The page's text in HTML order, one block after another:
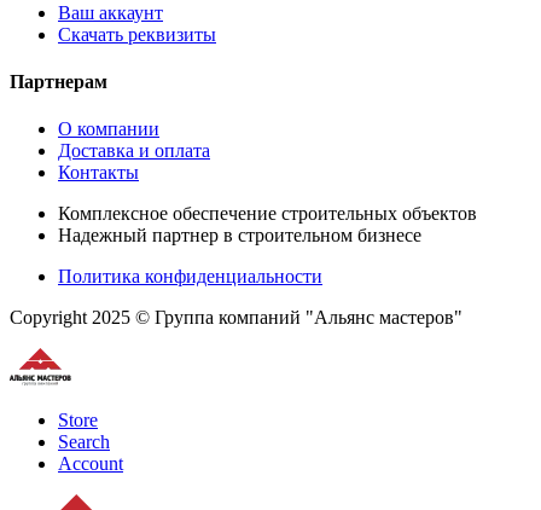
Ваш аккаунт
Скачать реквизиты
Партнерам
О компании
Доставка и оплата
Контакты
Комплексное обеспечение строительных объектов
Надежный партнер в строительном бизнесе
Политика конфиденциальности
Copyright 2025 © Группа компаний "Альянс мастеров"
Store
Search
Account